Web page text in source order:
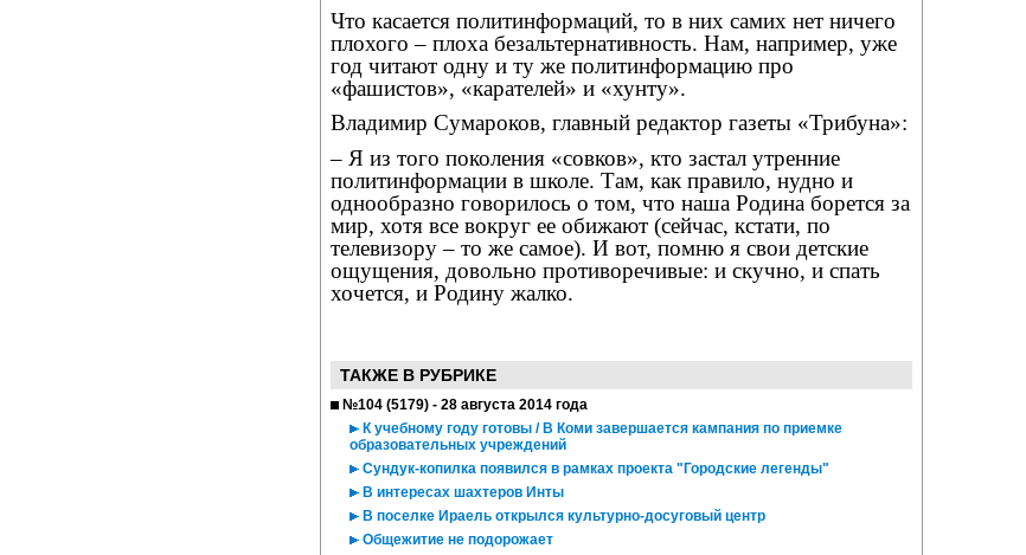
Что касается политинформаций, то в них самих нет ничего
плохого – плоха безальтернативность. Нам, например, уже
год читают одну и ту же политинформацию про
«фашистов», «карателей» и «хунту».
Владимир Сумароков, главный редактор газеты «Трибуна»:
– Я из того поколения «совков», кто застал утренние
политинформации в школе. Там, как правило, нудно и
однообразно говорилось о том, что наша Родина борется за
мир, хотя все вокруг ее обижают (сейчас, кстати, по
телевизору – то же самое). И вот, помню я свои детские
ощущения, довольно противоречивые: и скучно, и спать
хочется, и Родину жалко.
ТАКЖЕ В РУБРИКЕ
№104 (5179) - 28 августа 2014 года
К учебному году готовы / В Коми завершается кампания по приемке
образовательных учреждений
Сундук-копилка появился в рамках проекта "Городские легенды"
В интересах шахтеров Инты
В поселке Ираель открылся культурно-досуговый центр
Общежитие не подорожает